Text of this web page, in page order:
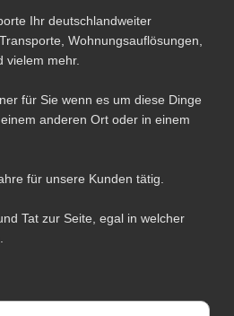
Ihr deutschlandweiter
Wohnungsauflösungen,
vielem mehr.
für Sie wenn es um diese Dinge
anderen Ort oder in einem
für unsere Kunden tätig.
Tat zur Seite, egal in welcher